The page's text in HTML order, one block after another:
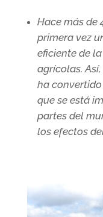
Hace más de
primera vez
eficiente de
agrícolas.
ha
que se está
partes del
los efectos